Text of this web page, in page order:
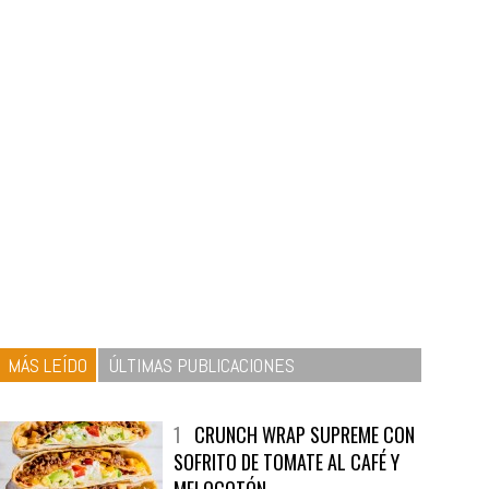
MÁS LEÍDO ÚLTIMAS PUBLICACIONES